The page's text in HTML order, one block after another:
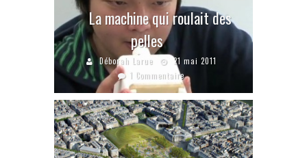
La machine qui roulait des
pelles
Déborah Larue
21 mai 2011
1 Commentaire